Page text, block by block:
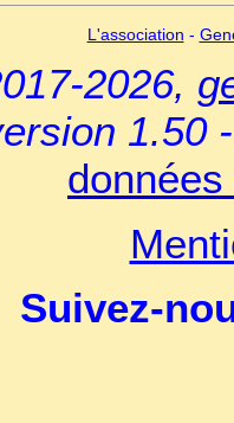
L'association -
2026,
1.50
Suivez-